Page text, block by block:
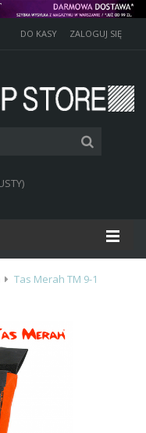
DO KASY ZALOGUJ SIĘ
Tas Merah TM 9-1